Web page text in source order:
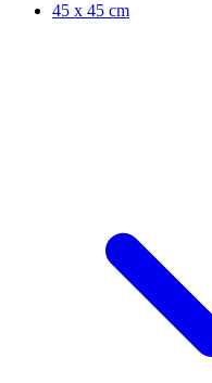
45 x 45 cm